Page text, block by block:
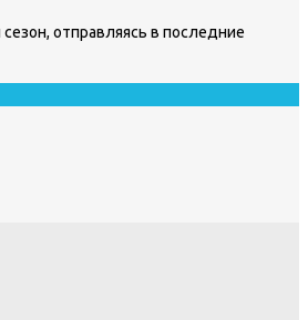
отправляясь в последние